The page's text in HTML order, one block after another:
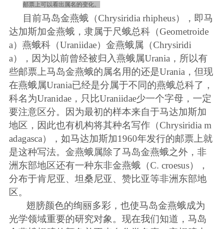
邮票上可以看出属名的变化。
目前马岛金燕蛾（Chrysiridia rhipheus），即马
达加斯加金燕蛾，隶属于尺蛾总科（Geometroide
a）燕蛾科（Uraniidae）金燕蛾属（Chrysiridi
a），因为以前曾经被归入燕蛾属Urania ，所以有
些邮票上马岛金燕蛾的属名用的还是Urania ，但现
在燕蛾属Urania已经是分属于不同的燕蛾总科了，
科名为Uranidae，只比Uraniidae少一个字母，一定
要注意区分。因为最初的样本来自于马达加斯加
地区，因此也有机构将其种名写作（Chrysiridia m
adagasca），如马达加斯加1960年发行的邮票上就
是这种写法。金燕蛾属除了马岛金燕蛾之外，非
洲东部地区还有一种东非金燕蛾（C. croesus），
分布于肯尼亚、坦桑尼亚、赞比亚等非洲东部地
区。
翅膀颜色的绚丽多彩，也使马岛金燕蛾成为
光学领域重要的研究对象。现在我们知道，马岛